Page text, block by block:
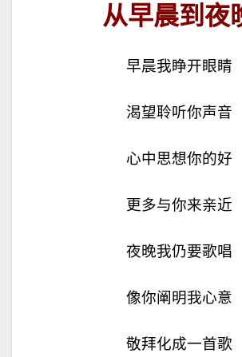
从早晨到夜
早晨我睁开眼睛
渴望聆听你声音
心中思想你的好
更多与你来亲近
夜晚我仍要歌唱
像你阐明我心意
敬拜化成一首歌